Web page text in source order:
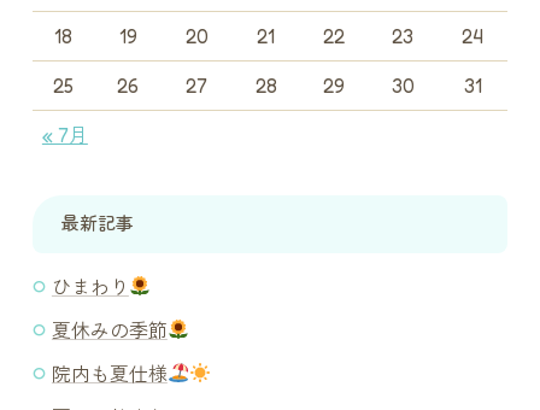
18 19 20 21 22 23 24
25 26 27 28 29 30 31
« 7月
最新記事
ひまわり
夏休みの季節
院内も夏仕様